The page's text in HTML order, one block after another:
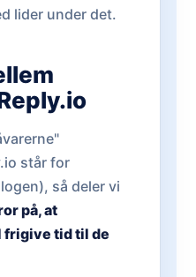
lider under det.
står for
så deler vi
på, at
frigive tid til de